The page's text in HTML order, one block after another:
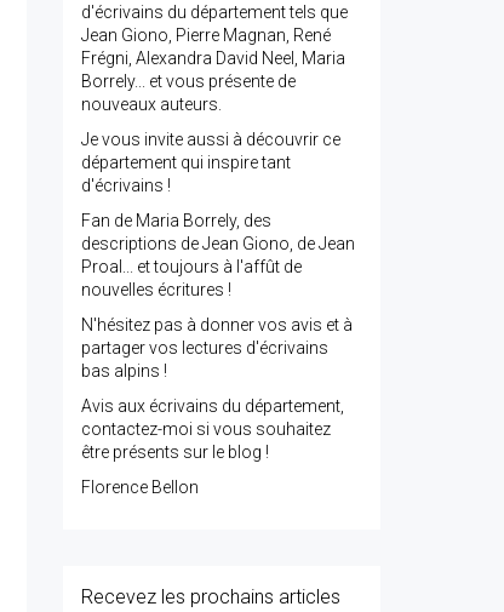
d'écrivains du département tels que
Jean Giono, Pierre Magnan, René
Frégni, Alexandra David Neel, Maria
Borrely... et vous présente de
nouveaux auteurs.
Je vous invite aussi à découvrir ce
département qui inspire tant
d'écrivains !
Fan de Maria Borrely, des
descriptions de Jean Giono, de Jean
Proal... et toujours à l'affût de
nouvelles écritures !
N'hésitez pas à donner vos avis et à
partager vos lectures d'écrivains
bas alpins !
Avis aux écrivains du département,
contactez-moi si vous souhaitez
être présents sur le blog !
Florence Bellon
Recevez les prochains articles